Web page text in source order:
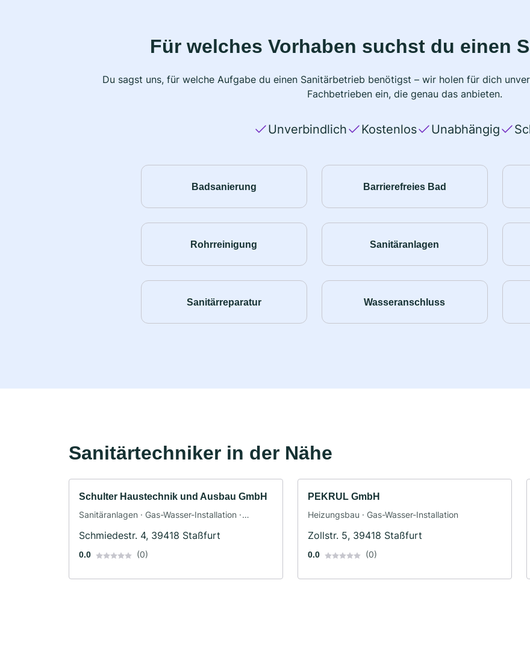
Für welches Vorhaben suchst du einen
Du sagst uns, für welche Aufgabe du einen Sanitärbetrieb benötigst – wir holen für dich
Fachbetrieben ein, die genau das anbieten.
Unverbindlich Kostenlos Unabhängig
Badsanierung Barrierefreies Bad
Rohrreinigung Sanitäranlagen
Sanitärreparatur Wasseranschluss
Sanitärtechniker in der Nähe
Schulter Haustechnik und Ausbau GmbH
Sanitäranlagen · Gas-Wasser-Installation ·
Schmiedestr. 4, 39418 Staßfurt
0.0 (0)
PEKRUL GmbH
Heizungsbau · Gas-Wasser-Installation
Zollstr. 5, 39418 Staßfurt
0.0 (0)